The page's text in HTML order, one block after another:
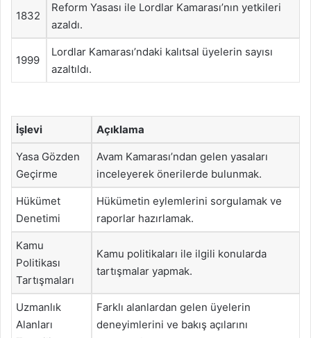
1832
Reform Yasası ile Lordlar Kamarası’nın yetkileri
azaldı.
1999
Lordlar Kamarası’ndaki kalıtsal üyelerin sayısı
azaltıldı.
İşlevi Açıklama
Yasa Gözden
Geçirme
Avam Kamarası’ndan gelen yasaları
inceleyerek önerilerde bulunmak.
Hükümet
Denetimi
Hükümetin eylemlerini sorgulamak ve
raporlar hazırlamak.
Kamu
Politikası
Tartışmaları
Kamu politikaları ile ilgili konularda
tartışmalar yapmak.
Uzmanlık
Alanları
Farklı alanlardan gelen üyelerin
deneyimlerini ve bakış açılarını